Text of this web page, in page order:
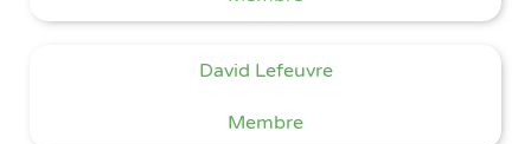
David Lefeuvre
Membre